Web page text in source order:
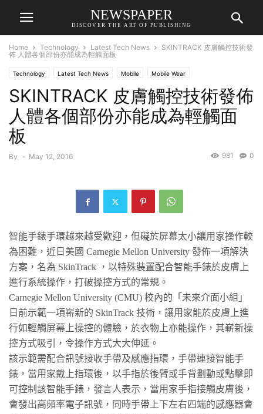
NEWSPAPER
DISCOVER THE ART OF PUBLISHING
Home Technology Latest Tech News
SKINTRACK 皮膚觸控技術發
佈 人體各個部份亦能成為輕觸面板
Technology Latest Tech News Mobile Mobile Wear
SKINTRACK 皮膚觸控技術發佈
人體各個部份亦能成為輕觸面
板
By - May 12, 2016 0
981
智能手錶手環越來越受歡迎，但礙於屏幕太小讓用家操作較
為困難，近日美國 Carnegie Mellon University 發佈一項解決
方案，名為 SkinTrack ，以特殊裝置配合智能手錶於皮膚上
進行系統操作，打破操控方式的常規。
Carnegie Mellon University (CMU) 校內的「未來介面小組」
日前示範一項嶄新的 SkinTrack 技術，讓用家能於皮膚上進
行如輕觸屏幕上操控的體驗，於衣物上亦能操作，其嶄新操
控方式吸引，令操作方式大大伸延。
該示範需配合訊號接收手帶及感應指環，手帶連接智能手
錶，當用家戴上指環後，以手指於後臂或手背劃動或點擊即
可控制該智能手錶，發言人表示，當用家手指接觸皮膚後，
會發出高頻率電子訊號，同時手帶上下左右四端的感應器會